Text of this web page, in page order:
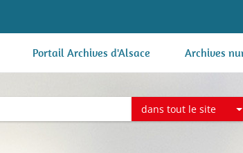
Portail Archives d'Alsace Archives
dans tout le site